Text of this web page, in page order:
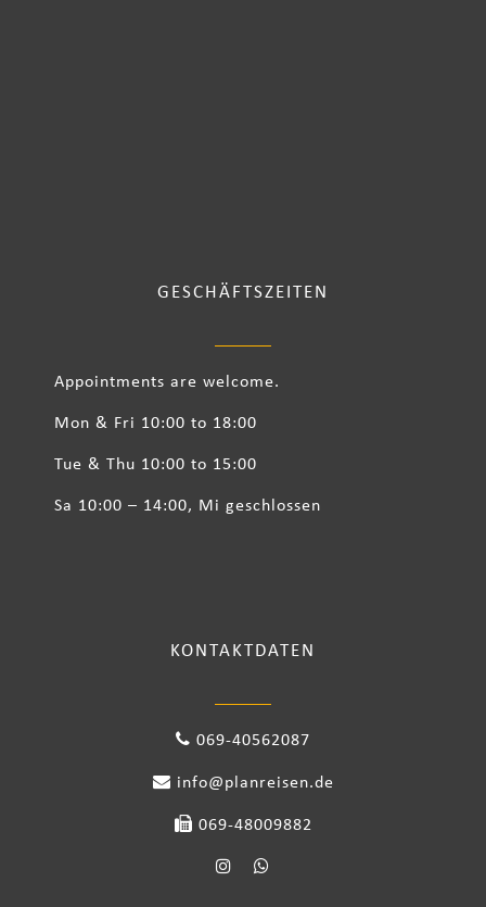
GESCHÄFTSZEITEN
Appointments are welcome.
Mon & Fri 10:00 to 18:00
Tue & Thu 10:00 to 15:00
Sa 10:00 – 14:00, Mi geschlossen
KONTAKTDATEN
069-40562087
info@planreisen.de
069-48009882